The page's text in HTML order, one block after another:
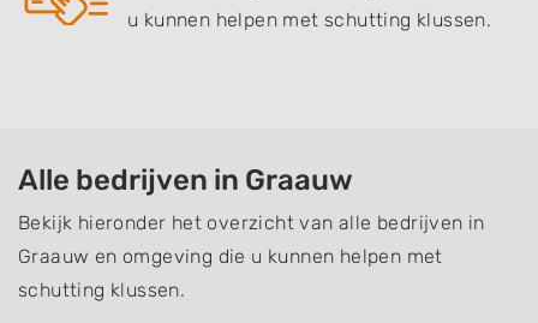
u kunnen helpen met schutting klussen.
Alle bedrijven in Graauw
Bekijk hieronder het overzicht van alle bedrijven in
Graauw en omgeving die u kunnen helpen met
schutting klussen.